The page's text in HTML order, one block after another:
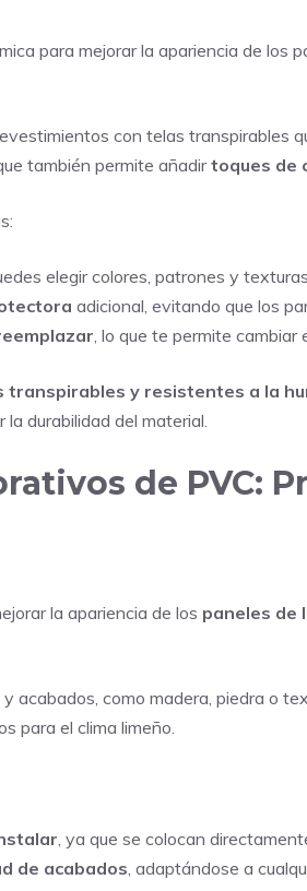
para mejorar la apariencia de los
con telas transpirables
también permite añadirtoques de
elegir colores, patrones y
adicional, evitando que los
, lo que te permite
transpirables y resistentes a la
durabilidad del material.
de PVC:
la apariencia de los paneles de
acabados, como madera, piedra o
para el clima limeño.
, ya que se colocan
de acabados , adaptándose a